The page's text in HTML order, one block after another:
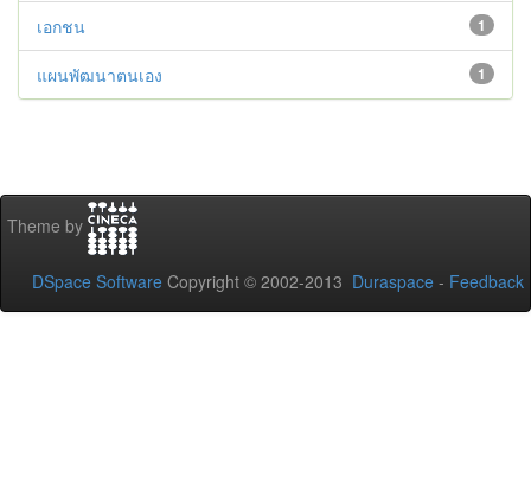
1
เอกชน
1
แผนพัฒนาตนเอง
Theme by
DSpace Software Copyright © 2002-2013 Duraspace - Feedback